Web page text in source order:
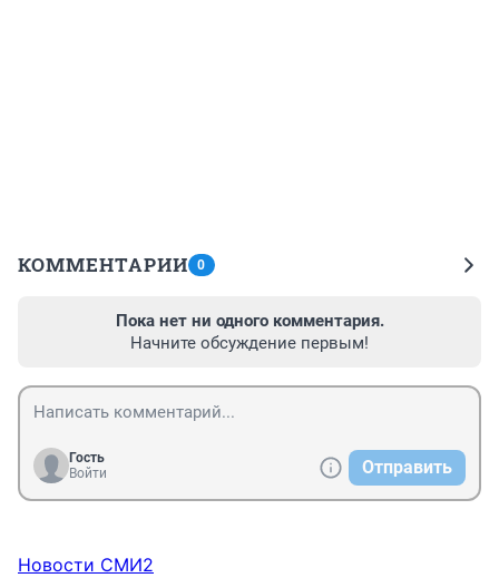
КОММЕНТАРИИ 0
Пока нет ни одного комментария.
Начните обсуждение первым!
Гость
Войти
Отправить
Новости СМИ2